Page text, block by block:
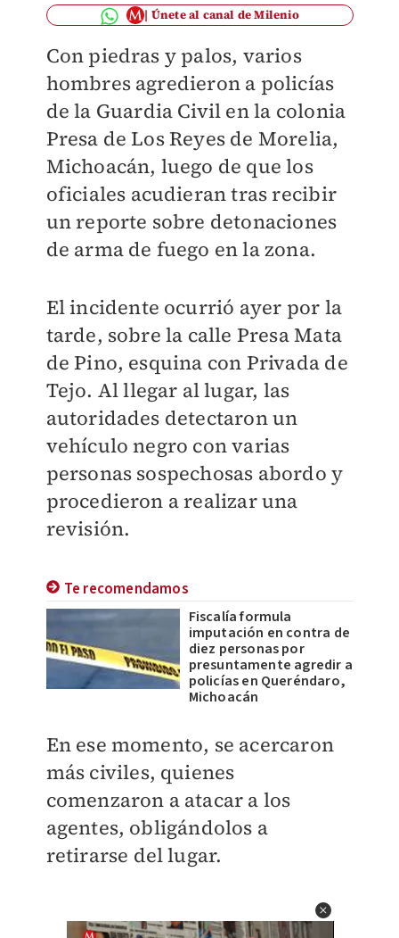
Únete al canal de Milenio
Con piedras y palos, varios
hombres agredieron a policías
de la Guardia Civil en la colonia
Presa de Los Reyes de Morelia,
Michoacán, luego de que los
oficiales acudieran tras recibir
un reporte sobre detonaciones
de arma de fuego en la zona.
El incidente ocurrió ayer por la
tarde, sobre la calle Presa Mata
de Pino, esquina con Privada de
Tejo. Al llegar al lugar, las
autoridades detectaron un
vehículo negro con varias
personas sospechosas abordo y
procedieron a realizar una
revisión.
Te recomendamos
Fiscalía formula
imputación en contra de
diez personas por
presuntamente agredir a
policías en Queréndaro,
Michoacán
En ese momento, se acercaron
más civiles, quienes
comenzaron a atacar a los
agentes, obligándolos a
retirarse del lugar.